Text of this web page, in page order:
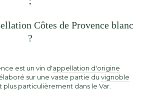
Côtes de Provence blanc
?
est un vin d'appellation d'origine
sur une vaste partie du vignoble
plus particulièrement dans le Var.